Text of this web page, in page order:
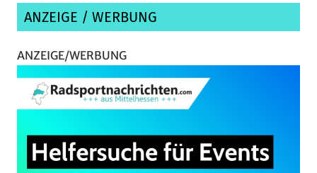
ANZEIGE / WERBUNG
ANZEIGE/WERBUNG